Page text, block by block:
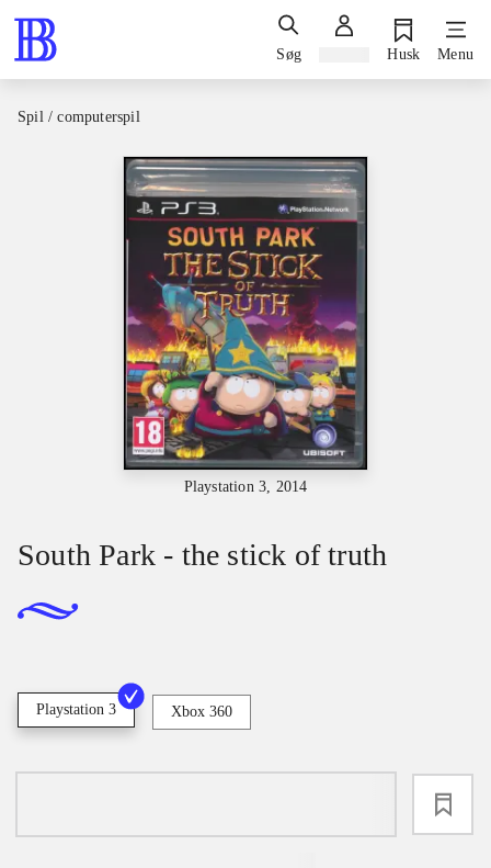
Søg Husk Menu
Spil / computerspil
Playstation 3, 2014
South Park - the stick of truth
Playstation 3 Xbox 360